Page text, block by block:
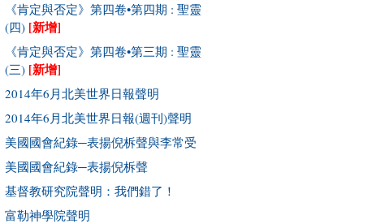
《肯定與否定》第四卷•第四期 : 聖靈
(四) [新增]
《肯定與否定》第四卷•第三期 : 聖靈
(三) [新增]
2014年6月北美世界日報聲明
2014年6月北美世界日報(週刊)聲明
美國國會紀錄─表揚倪柝聲與李常受
美國國會紀錄─表揚倪柝聲
基督教研究院聲明：我們錯了！
富勒神學院聲明